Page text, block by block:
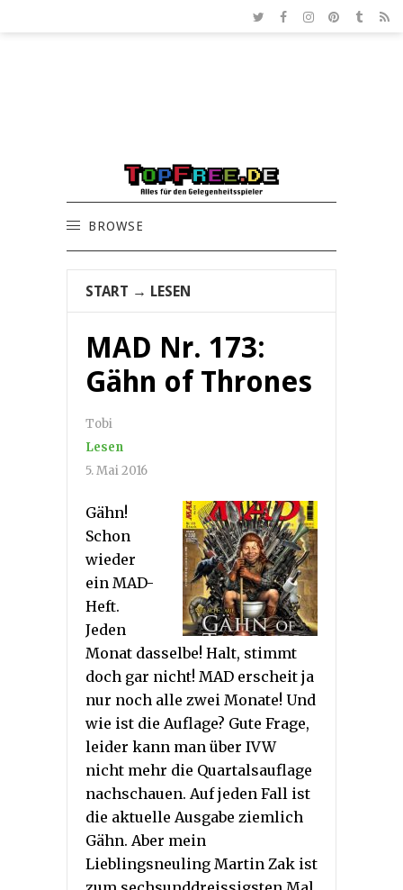
BROWSE
START → LESEN
MAD Nr. 173:
Gähn of Thrones
Tobi
Lesen
5. Mai 2016
Gähn!
Schon
wieder
ein MAD-
Heft.
Jeden
Monat dasselbe! Halt, stimmt
doch gar nicht! MAD erscheit ja
nur noch alle zwei Monate! Und
wie ist die Auflage? Gute Frage,
leider kann man über IVW
nicht mehr die Quartalsauflage
nachschauen. Auf jeden Fall ist
die aktuelle Ausgabe ziemlich
Gähn. Aber mein
Lieblingsneuling Martin Zak ist